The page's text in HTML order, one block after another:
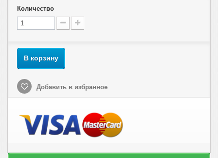
Количество
В корзину
Добавить в избранное